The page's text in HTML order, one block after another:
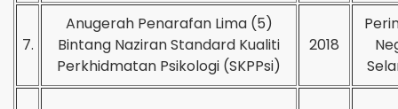
7.
Anugerah Penarafan Lima (5)
Bintang Naziran Standard Kualiti
Perkhidmatan Psikologi (SKPPsi)
2018